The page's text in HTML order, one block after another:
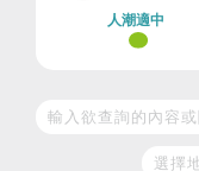
人潮適中